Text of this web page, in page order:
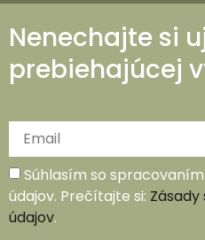
Nenechajte si
prebiehajúcej
Súhlasím so
údajov. Prečítajte si:
údajov.